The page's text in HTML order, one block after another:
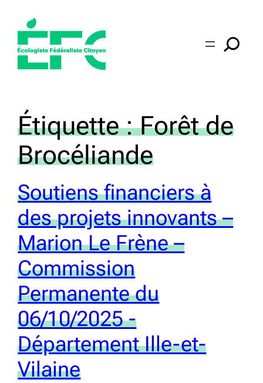
contenu
Étiquette :Forêt de
Brocéliande
Soutiens financiers à
des projets innovants –
Marion Le Frène –
Commission
Permanente du
06/10/2025 -
Département Ille-et-
Vilaine